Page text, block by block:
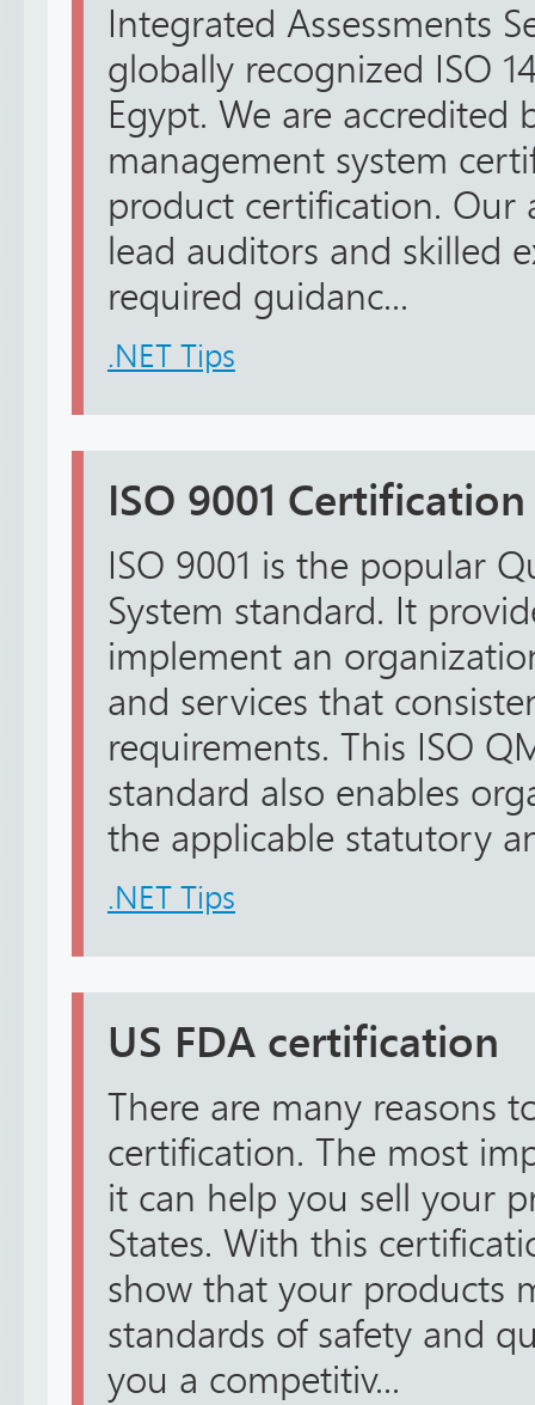
Integrated Assessments
globally recognized ISO
Egypt. We are accredited
management system
product certification. Our
lead auditors and skilled
required guidanc...
.NET Tips
ISO 9001 Certification
ISO 9001 is the popular
System standard. It
implement an
and services that
requirements. This ISO
standard also enables
the applicable statutory
.NET Tips
US FDA certification
There are many reasons
certification. The most
it can help you sell your
States. With this
show that your products
standards of safety and
you a competitiv...